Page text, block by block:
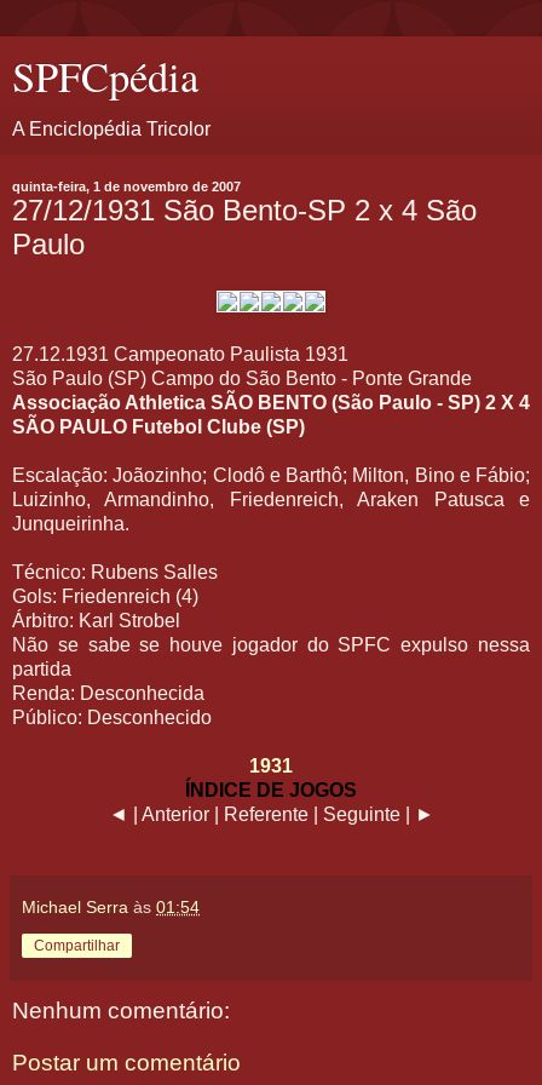
SPFCpédia
A Enciclopédia Tricolor
quinta-feira, 1 de novembro de 2007
27/12/1931 São Bento-SP 2 x 4 São
Paulo
27.12.1931 Campeonato Paulista 1931
São Paulo (SP) Campo do São Bento - Ponte Grande
Associação Athletica SÃO BENTO (São Paulo - SP) 2 X 4
SÃO PAULO Futebol Clube (SP)
Escalação: Joãozinho; Clodô e Barthô; Milton, Bino e Fábio;
Luizinho, Armandinho, Friedenreich, Araken Patusca e
Junqueirinha.
Técnico: Rubens Salles
Gols: Friedenreich (4)
Árbitro: Karl Strobel
Não se sabe se houve jogador do SPFC expulso nessa
partida
Renda: Desconhecida
Público: Desconhecido
1931
ÍNDICE DE JOGOS
◄ | Anterior | Referente | Seguinte | ►
Michael Serra às 01:54
Compartilhar
Nenhum comentário:
Postar um comentário